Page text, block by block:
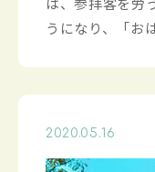
うになり、「お
2020.05.16